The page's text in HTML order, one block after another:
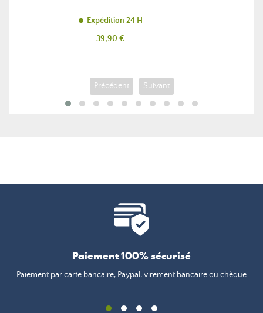
Expédition 24 H
Prix
39,90 €
Précédent Suivant
Paiement 100% sécurisé
Paiement par carte bancaire, Paypal, virement bancaire ou chèque